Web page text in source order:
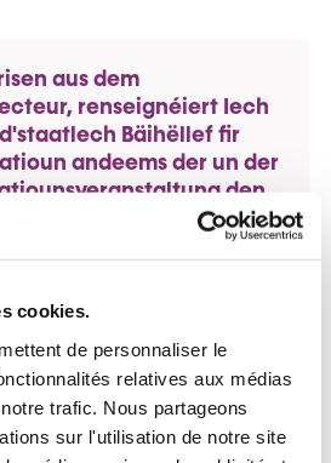
cookies.
de personnaliser le
relatives aux médias
trafic. Nous partageons
sur l'utilisation de notre site
aus dem
renseignéiert Iech
Bäihëllef fir
andeems der un der
den